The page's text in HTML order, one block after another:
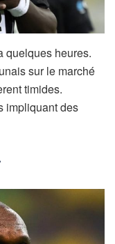
quelques heures.
sur le marché
timides.
impliquant des